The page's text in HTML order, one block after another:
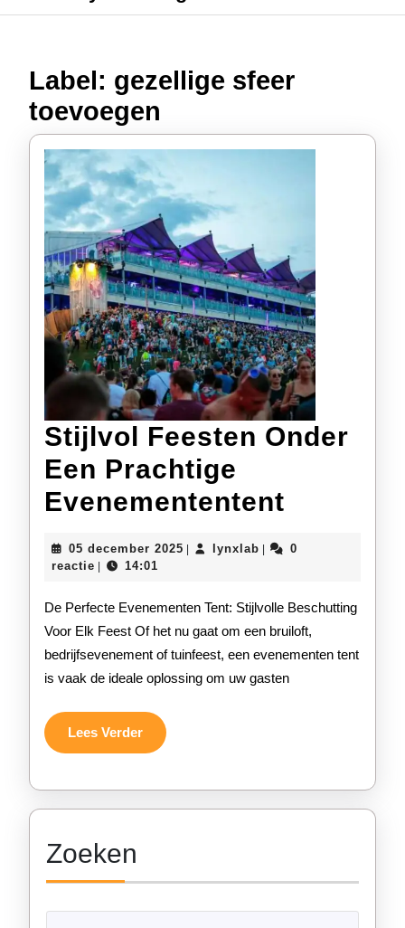
Label: gezellige sfeer
toevoegen
Stijlvol Feesten Onder
Een Prachtige
Evenemententent
Een
05 december 2025 05
lynxlablynxlab
0
reactie
14:01
De Perfecte Evenementen Tent: Stijlvolle Beschutting
Voor Elk Feest Of het nu gaat om een bruiloft,
bedrijfsevenement of tuinfeest, een evenementen tent
is vaak de ideale oplossing om uw gasten
Lees VerderLees
Verder
Zoeken